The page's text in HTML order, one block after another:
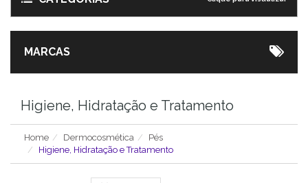
MARCAS
Higiene, Hidratação e Tratamento
Home Dermocosmética
Pés
Higiene, Hidratação e Tratamento